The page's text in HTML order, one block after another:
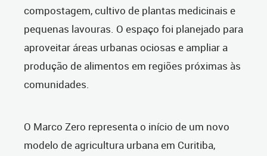
compostagem, cultivo de plantas medicinais e
pequenas lavouras. O espaço foi planejado para
aproveitar áreas urbanas ociosas e ampliar a
produção de alimentos em regiões próximas às
comunidades.
O Marco Zero representa o início de um novo
modelo de agricultura urbana em Curitiba,